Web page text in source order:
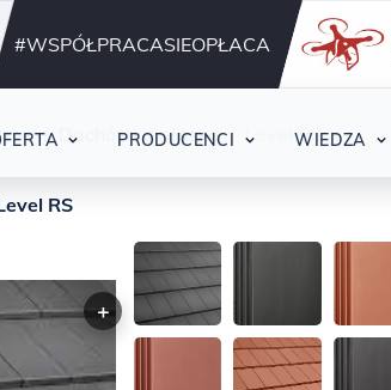
Działamy
#WSPÓŁPRACASIEOPŁACA
PRODUCENCI WIEDZA
Dachówka płaska Level RS
RS
+